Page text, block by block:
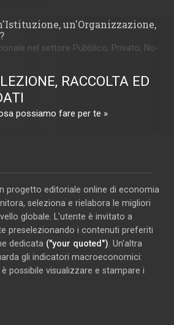
un'Organizzazione,
nel settore Pubblico, Privato, No-
RACCOLTA ED
possiamo fare per te »
progetto editoriale online di economia
seleziona e rielabora le migliori
globale. L'utente è invitato a
preselezionando i contenuti preferiti
dedicata ("your quoted") . Un'altra
gli indicatori macroeconomici:
possibile visualizzare e stampare i